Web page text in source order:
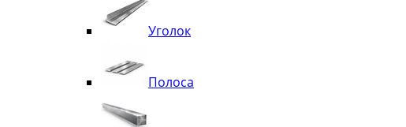
Уголок
Полоса